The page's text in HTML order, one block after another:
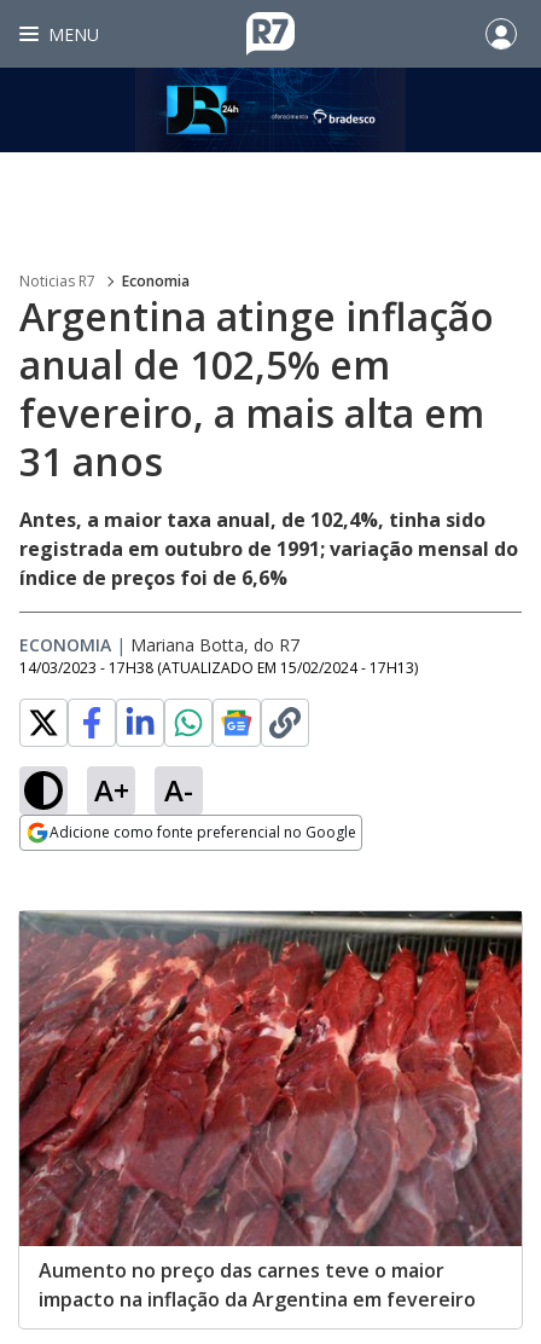
MENU
Noticias R7 Economia
Argentina atinge inflação
anual de 102,5% em
fevereiro, a mais alta em
31 anos
Antes, a maior taxa anual, de 102,4%, tinha sido
registrada em outubro de 1991; variação mensal do
índice de preços foi de 6,6%
ECONOMIA | Mariana Botta, do R7
14/03/2023 - 17H38 (ATUALIZADO EM 15/02/2024 - 17H13)
A+ A-
Adicione como fonte preferencial no Google
Aumento no preço das carnes teve o maior
impacto na inflação da Argentina em fevereiro